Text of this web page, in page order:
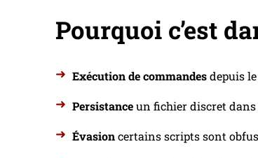
Pourquoi c’est
Exécution de commandesdepuis
Persistanceun fichier discret dans
Évasioncertains scripts sont